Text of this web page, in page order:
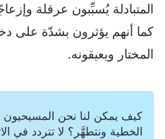
المتبادلة يُسبِّبون عرقلة
كما أنهم يؤثرون بشدّة على
المختار ويعيقونه.
كيف يمكن لنا نحن
الخطية ونتطهَّر؟ لا تتردد في